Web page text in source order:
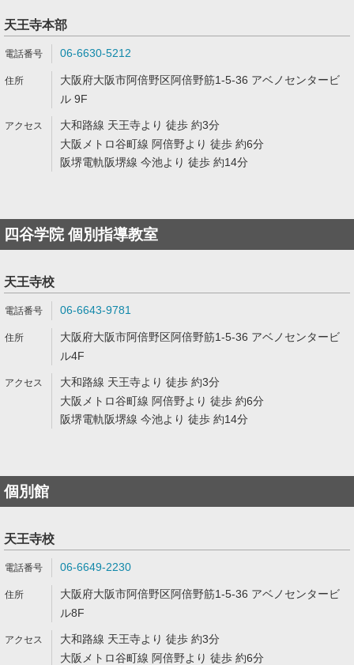
天王寺本部
06-6630-5212
大阪府大阪市阿倍野区阿倍野筋1-5-36 アベノセンタービ
ル 9F
大和路線 天王寺より 徒歩 約3分
大阪メトロ谷町線 阿倍野より 徒歩 約6分
阪堺電軌阪堺線 今池より 徒歩 約14分
四谷学院 個別指導教室
天王寺校
06-6643-9781
大阪府大阪市阿倍野区阿倍野筋1-5-36 アベノセンタービ
ル4F
大和路線 天王寺より 徒歩 約3分
大阪メトロ谷町線 阿倍野より 徒歩 約6分
阪堺電軌阪堺線 今池より 徒歩 約14分
個別館
天王寺校
06-6649-2230
大阪府大阪市阿倍野区阿倍野筋1-5-36 アベノセンタービ
ル8F
大和路線 天王寺より 徒歩 約3分
大阪メトロ谷町線 阿倍野より 徒歩 約6分